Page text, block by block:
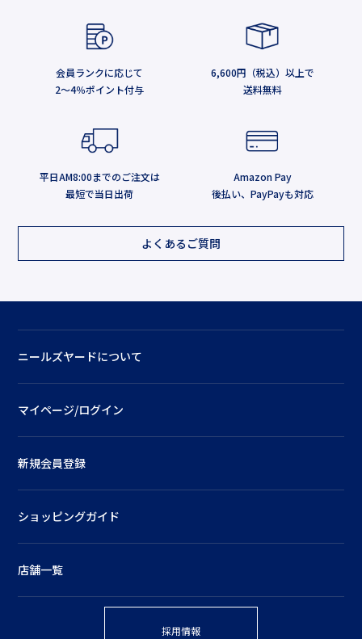
会員ランクに応じて
2～4％ポイント付与
6,600円（税込）以上で
送料無料
平日AM8:00までのご注文は
最短で当日出荷
Amazon Pay
後払い、PayPayも対応
よくあるご質問
ニールズヤードについて
マイページ/ログイン
新規会員登録
ショッピングガイド
店舗一覧
採用情報